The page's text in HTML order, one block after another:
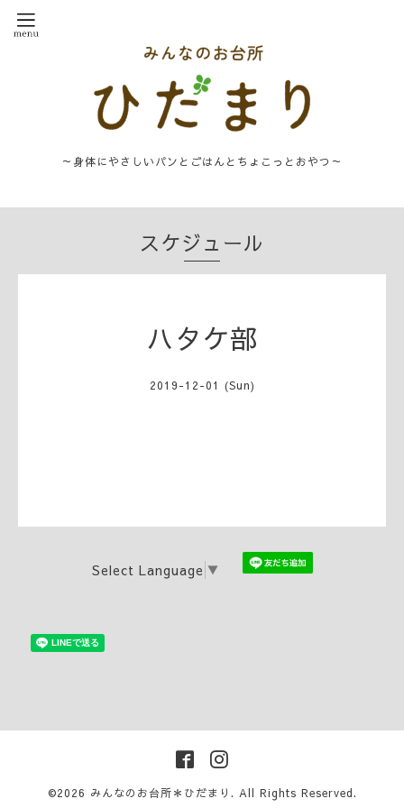
～身体にやさしいパンとごはんとちょこっとおやつ～
スケジュール
ハタケ部
2019-12-01 (Sun)
Select Language ▼
©2026 みんなのお台所＊ひだまり . All Rights Reserved.